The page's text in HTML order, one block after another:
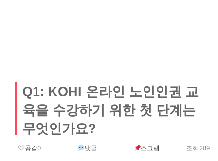
Q1: KOHI 온라인 노인인권 교
육을 수강하기 위한 첫 단계는
무엇인가요?
공감0 댓글 스크랩 조회 289